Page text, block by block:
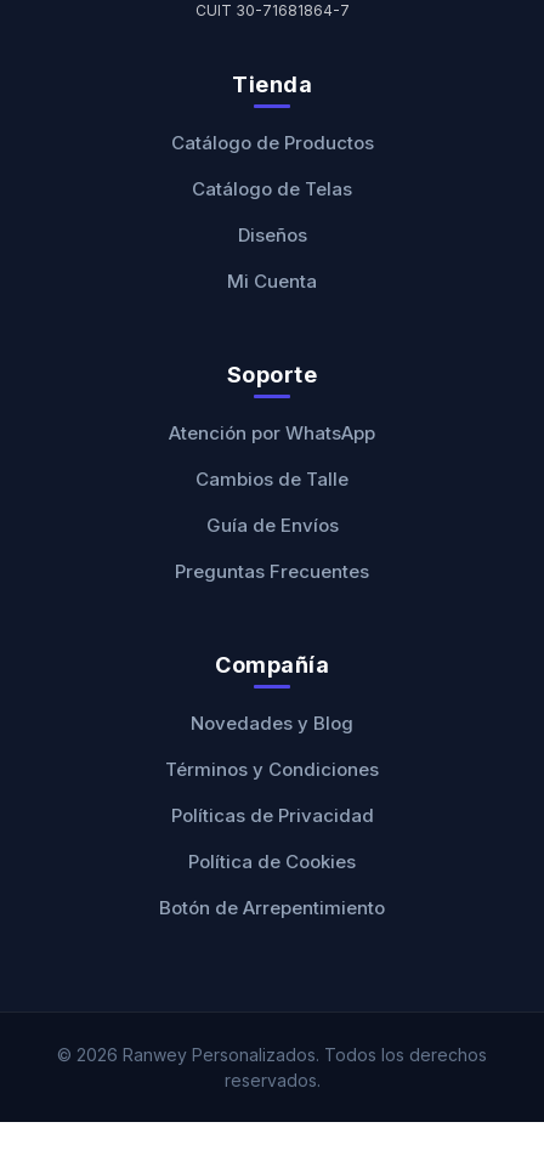
CUIT 30-71681864-7
Tienda
Catálogo de Productos
Catálogo de Telas
Diseños
Mi Cuenta
Soporte
Atención por WhatsApp
Cambios de Talle
Guía de Envíos
Preguntas Frecuentes
Compañía
Novedades y Blog
Términos y Condiciones
Políticas de Privacidad
Política de Cookies
Botón de Arrepentimiento
© 2026 Ranwey Personalizados. Todos los derechos
reservados.